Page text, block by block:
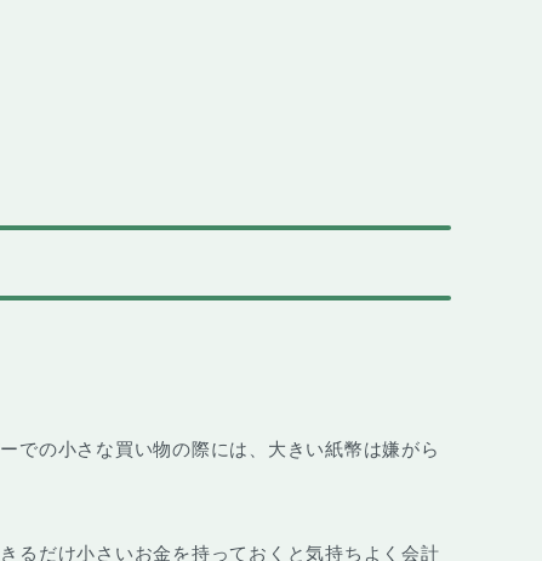
での小さな買い物の際には、大きい紙幣は嫌がら
るだけ小さいお金を持っておくと気持ちよく会計